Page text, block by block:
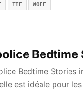
TTF WOFF
Bedtime
Bedtime Stories
est idéale pour